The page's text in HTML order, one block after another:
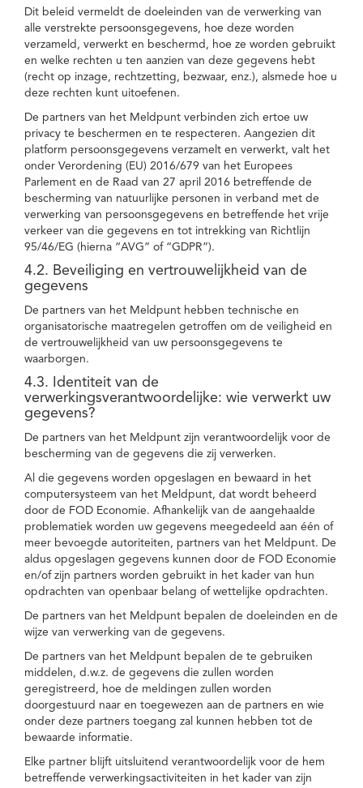
Dit beleid vermeldt de doeleinden van de verwerking van
alle verstrekte persoonsgegevens, hoe deze worden
verzameld, verwerkt en beschermd, hoe ze worden gebruikt
en welke rechten u ten aanzien van deze gegevens hebt
(recht op inzage, rechtzetting, bezwaar, enz.), alsmede hoe u
deze rechten kunt uitoefenen.
De partners van het Meldpunt verbinden zich ertoe uw
privacy te beschermen en te respecteren. Aangezien dit
platform persoonsgegevens verzamelt en verwerkt, valt het
onder Verordening (EU) 2016/679 van het Europees
Parlement en de Raad van 27 april 2016 betreffende de
bescherming van natuurlijke personen in verband met de
verwerking van persoonsgegevens en betreffende het vrije
verkeer van die gegevens en tot intrekking van Richtlijn
95/46/EG (hierna “AVG” of “GDPR”).
4.2. Beveiliging en vertrouwelijkheid van de
gegevens
De partners van het Meldpunt hebben technische en
organisatorische maatregelen getroffen om de veiligheid en
de vertrouwelijkheid van uw persoonsgegevens te
waarborgen.
4.3. Identiteit van de
verwerkingsverantwoordelijke: wie verwerkt uw
gegevens?
De partners van het Meldpunt zijn verantwoordelijk voor de
bescherming van de gegevens die zij verwerken.
Al die gegevens worden opgeslagen en bewaard in het
computersysteem van het Meldpunt, dat wordt beheerd
door de FOD Economie. Afhankelijk van de aangehaalde
problematiek worden uw gegevens meegedeeld aan één of
meer bevoegde autoriteiten, partners van het Meldpunt. De
aldus opgeslagen gegevens kunnen door de FOD Economie
en/of zijn partners worden gebruikt in het kader van hun
opdrachten van openbaar belang of wettelijke opdrachten.
De partners van het Meldpunt bepalen de doeleinden en de
wijze van verwerking van de gegevens.
De partners van het Meldpunt bepalen de te gebruiken
middelen, d.w.z. de gegevens die zullen worden
geregistreerd, hoe de meldingen zullen worden
doorgestuurd naar en toegewezen aan de partners en wie
onder deze partners toegang zal kunnen hebben tot de
bewaarde informatie.
Elke partner blijft uitsluitend verantwoordelijk voor de hem
betreffende verwerkingsactiviteiten in het kader van zijn